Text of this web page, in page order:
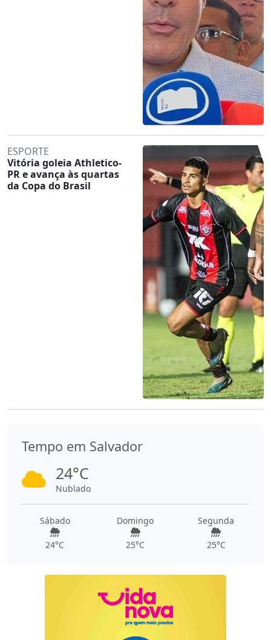
ESPORTE
Vitória goleia Athletico-
PR e avança às quartas
da Copa do Brasil
Tempo em Salvador
24°C
Nublado
Sábado
24°C
Domingo
25°C
Segunda
25°C